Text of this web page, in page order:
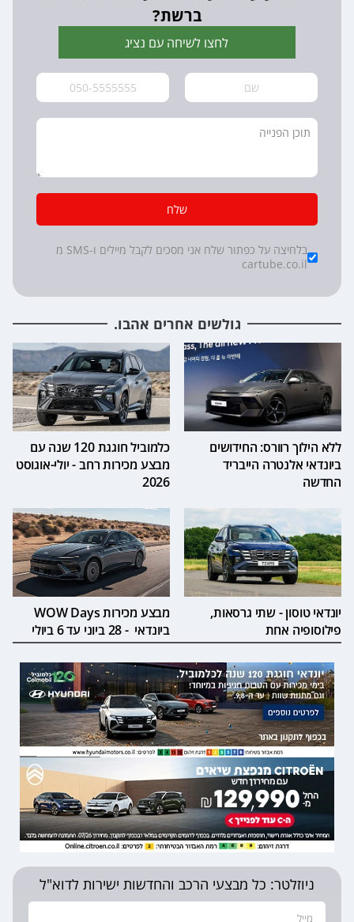
ברשת?
לחצו לשיחה עם נציג
שלח
Checkboxes
*
בלחיצה על כפתור שלח אני מסכים לקבל מיילים ו-SMS מ
cartube.co.il
גולשים אחרים אהבו.
ללא הילוך רוורס: החידושים
ביונדאי אלנטרה הייבריד
החדשה
כלמוביל חוגגת 120 שנה עם
מבצע מכירות רחב - יולי-אוגוסט
2026
יונדאי טוסון - שתי גרסאות,
פילוסופיה אחת
מבצע מכירות WOW Days
ביונדאי - 28 ביוני עד 6 ביולי
ניוזלטר: כל מבצעי הרכב והחדשות ישירות לדוא"ל